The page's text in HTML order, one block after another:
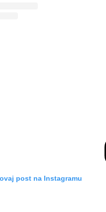
post na Instagramu